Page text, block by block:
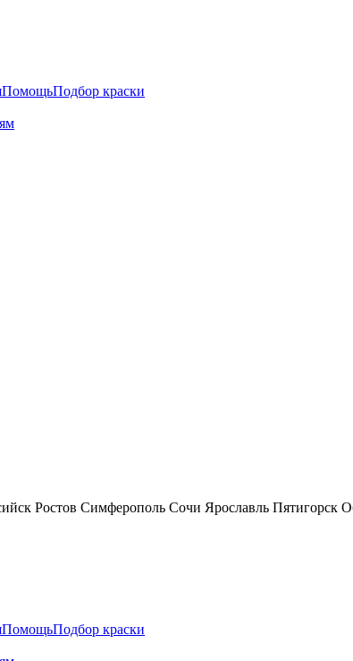
ПомощьПодбор краски
Ростов Симферополь Сочи Ярославль Пятигорск
ПомощьПодбор краски